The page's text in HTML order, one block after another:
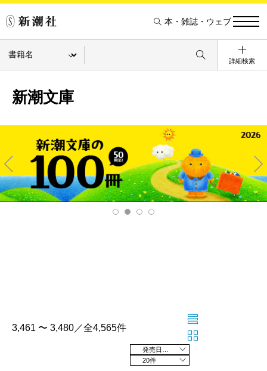
本・雑誌・ウェブ
詳細検索
新潮文庫
Pre
v
Ne
xt
3,461 〜 3,480／全4,565件
20件